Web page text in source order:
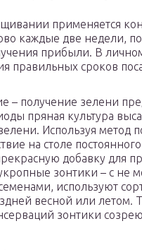
применяется
каждые две недели,
прибыли. В
правильных сроков
– получение зелени
пряная культура
Используя метод
на столе
добавку для
зонтики – с не
используют
весной или летом.
зонтики